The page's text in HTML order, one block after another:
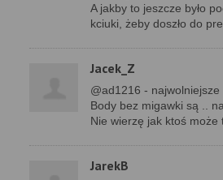
A jakby to jeszcze było
kciuki, żeby doszło do
Jacek_Z
@ad1216 -
Body bez migawki są ..
Nie wierzę jak ktoś
JarekB